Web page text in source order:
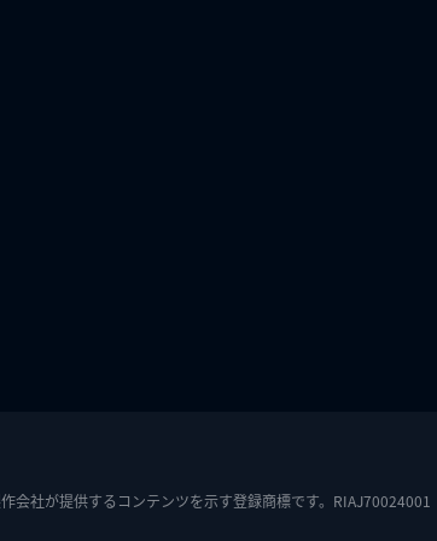
会社が提供するコンテンツを示す登録商標です。RIAJ70024001